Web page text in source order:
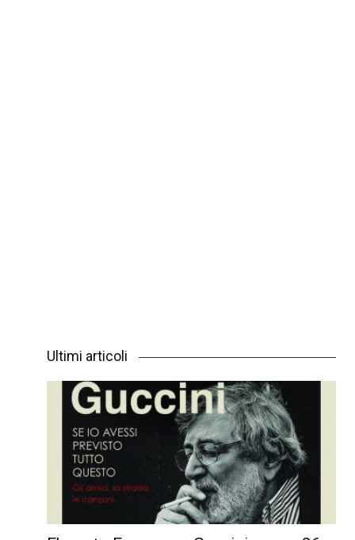
Ultimi articoli